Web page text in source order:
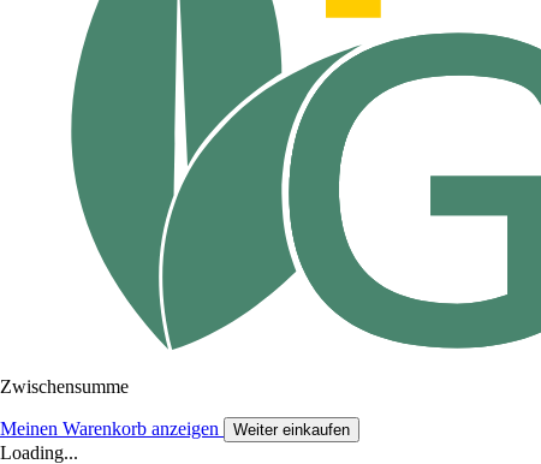
Zwischensumme
Meinen Warenkorb anzeigen Weiter einkaufen
Loading...